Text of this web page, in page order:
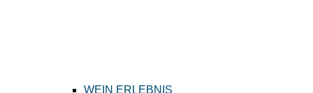
WEIN ERLEBNIS